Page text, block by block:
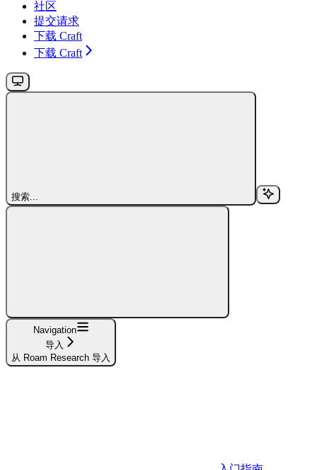
社区
提交请求
下载 Craft
下载 Craft
搜索...
Navigation
导入
从 Roam Research 导入